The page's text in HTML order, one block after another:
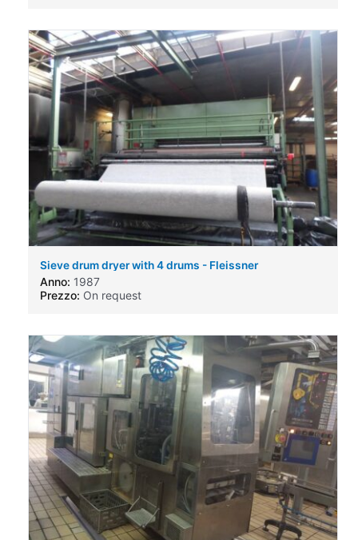
Sieve drum dryer with 4 drums - Fleissner
Anno: 1987
Prezzo: On request